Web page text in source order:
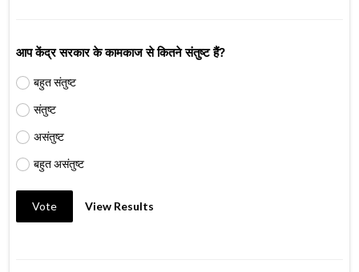
आप केंद्र सरकार के कामकाज से कितने संतुष्ट हैं?
बहुत संतुष्ट
संतुष्ट
असंतुष्ट
बहुत असंतुष्ट
Vote View Results